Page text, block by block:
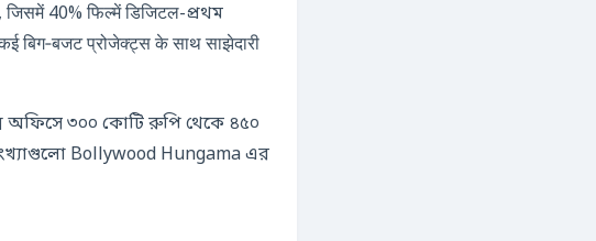
40% फिल्में डिजिटल-প্রথম
प्रोजेक्ट्स के साथ साझेदारी
অফিসে ৩০০ কোটি রুপি থেকে ৪৫০
Bollywood Hungama এর